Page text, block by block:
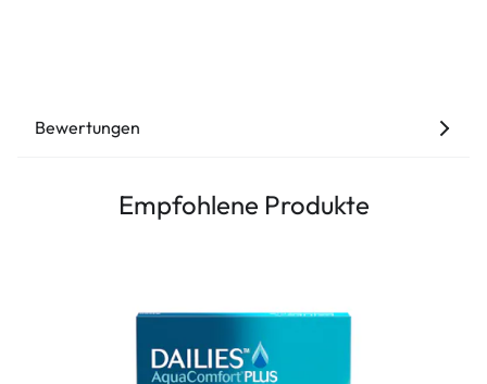
Bewertungen
Empfohlene Produkte